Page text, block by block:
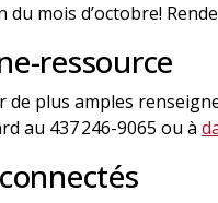
du mois d’octobre!
ressource
de plus amples
au 437 246-9065 ou à